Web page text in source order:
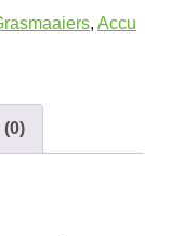
, Accu